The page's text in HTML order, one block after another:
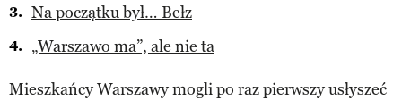
Na początku był… Bełz
„Warszawo ma”, ale nie ta
MieszkańcyWarszawymogli po raz pierwszy usłyszeć